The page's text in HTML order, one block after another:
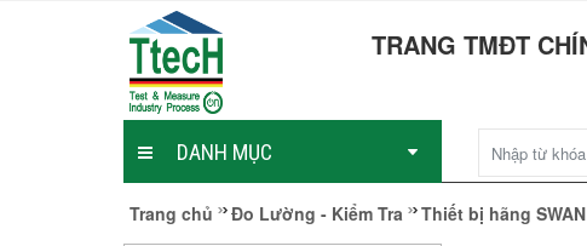
TRANG TMĐT
DANH MỤC
Trang chủ Đo Lường - Kiểm Tra Thiết bị hãng